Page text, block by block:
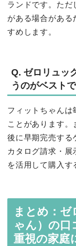
ランドです。ただ
がある場合がある
すめします。
Q. ゼロリュッ
うのがベスト
フィットちゃんは
ことがあります
後に早期完売する
カタログ請求・展
を活用して購入す
まとめ：
ゃん）の口
重視の家庭